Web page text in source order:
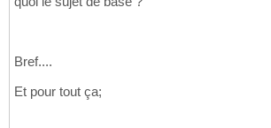
Bref....
Et pour tout ça;